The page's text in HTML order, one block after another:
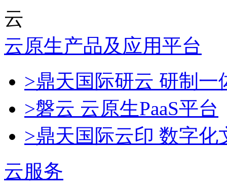
云
云原生产品及应用平台
>鼎天国际研云 研制
>磐云 云原生PaaS平台
>鼎天国际云印 数字化
云服务